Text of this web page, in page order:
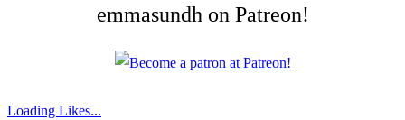
emmasundh on Patreon!
Loading Likes...